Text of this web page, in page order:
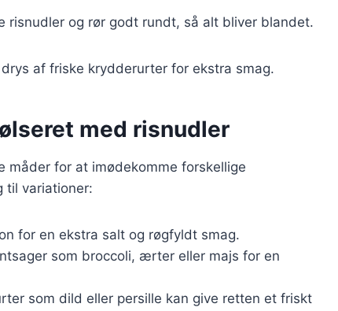
risnudler og rør godt rundt, så alt bliver blandet.
af friske krydderurter for ekstra smag.
med risnudler
måder for at imødekomme forskellige
til variationer:
for en ekstra salt og røgfyldt smag.
som broccoli, ærter eller majs for en
som dild eller persille kan give retten et friskt